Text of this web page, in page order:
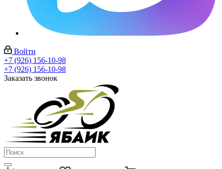
Войти
+7 (926) 156-10-98
+7 (926) 156-10-98
Заказать звонок